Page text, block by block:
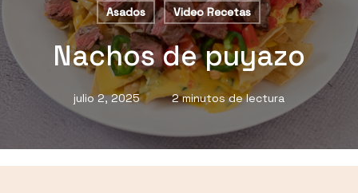
Asados Video Recetas
Nachos de puyazo
julio 2, 2025 2 minutos de lectura